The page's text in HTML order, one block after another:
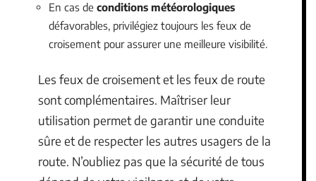
En cas de conditions météorologiques
défavorables, privilégiez toujours les feux de
croisement pour assurer une meilleure visibilité.
Les feux de croisement et les feux de route
sont complémentaires. Maîtriser leur
utilisation permet de garantir une conduite
sûre et de respecter les autres usagers de la
route. N’oubliez pas que la sécurité de tous